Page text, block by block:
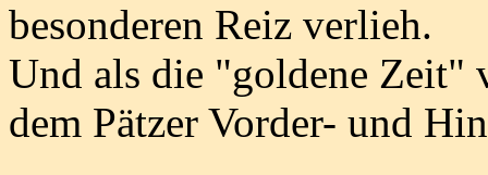
besonderen Reiz verlieh.
Und als die "goldene Zeit"
dem Pätzer Vorder- und